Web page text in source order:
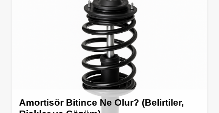
Amortisör Bitince Ne Olur? (Belirtiler,